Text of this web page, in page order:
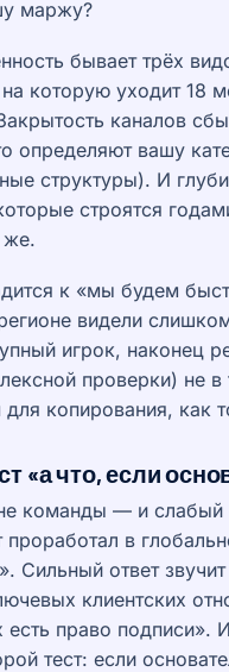
маржу?
бывает трёх
которую уходит 18
каналов
определяют вашу
структуры). И
строятся
же.
к «мы будем
видели
игрок, наконец
проверки) не
копирования, как
«а что, если
команды — и слабый
в
Сильный ответ
клиентских
право подписи».
тест: если